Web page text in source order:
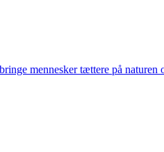
mennesker tættere på